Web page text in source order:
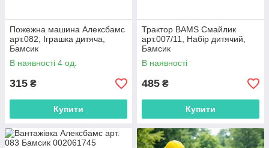
Пожежна машина Алексбамс
арт.082, Іграшка дитяча,
Бамсик
В наявності 4 од.
315 ₴
Купити
Трактор BAMS Смайлик
арт.007/11, Набір дитячий,
Бамсик
В наявності
485 ₴
Купити